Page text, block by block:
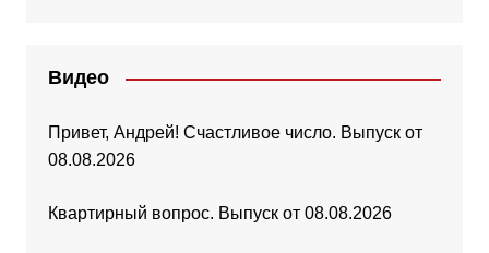
Видео
Привет, Андрей! Счастливое число. Выпуск от
08.08.2026
Квартирный вопрос. Выпуск от 08.08.2026